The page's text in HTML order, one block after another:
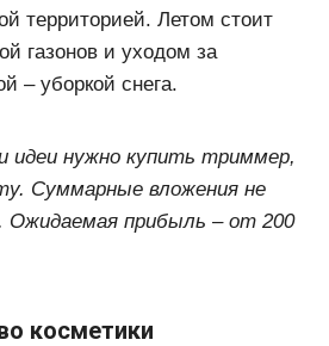
территорией. Летом стоит
газонов и уходом за
– уборкой снега.
идеи нужно купить триммер,
Суммарные вложения не
Ожидаемая прибыль – от 200
косметики